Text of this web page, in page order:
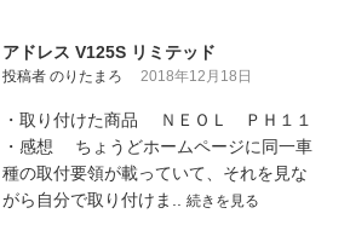
アドレス V125S リミテッド
投稿者 のりたまろ 2018年12月18日
・取り付けた商品 ＮＥＯＬ ＰＨ１１
・感想 ちょうどホームページに同一車
種の取付要領が載っていて、それを見な
がら自分で取り付けま.. 続きを見る